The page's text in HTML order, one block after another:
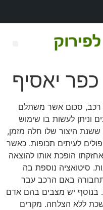
יאסיף
רכב, סכום אשר משתלם
וניתן לעשות בו שימוש
ששנת היצור שלו חלה מזמן,
לעיתים תכופות. כאשר
הופכת אותו להוצאה
סיטואציה נוספת בה
באם הרכב עבר
בנוסף יש מצבים בהם אדם
ללא הצלחה. מקרים